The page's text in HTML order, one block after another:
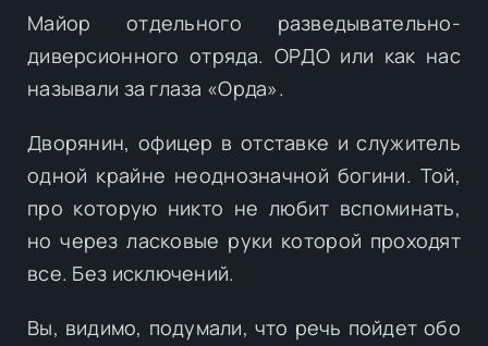
Майор отдельного разведывательно-
диверсионного отряда. ОРДО или как нас
называли за глаза «Орда».
Дворянин, офицер в отставке и служитель
одной крайне неоднозначной богини. Той,
про которую никто не любит вспоминать,
но через ласковые руки которой проходят
все. Без исключений.
Вы, видимо, подумали, что речь пойдет обо